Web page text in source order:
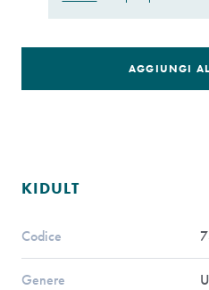
AGGIUNGI AL
KIDULT
Codice
Genere